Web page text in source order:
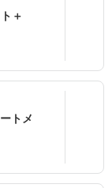
＋
トメ